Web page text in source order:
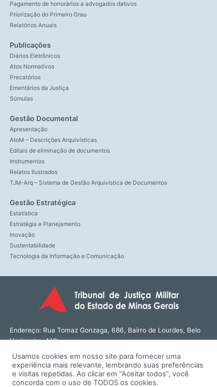
Pagamento de honorários a advogados dativos
Priorização do Primeiro Grau
Relatórios Anuais
Publicações
Diários Eletrônicos
Atos Normativos
Precatórios
Ementários da Justiça
Súmulas
Gestão Documental
Apresentação
AtoM – Descrições Arquivísticas
Editais de eliminação de documentos
Instrumentos
Relatos Ilustrados
TJM-Arq – Sistema de Gestão Arquivística de Documentos
Gestão Estratégica
Estatística
Estratégia e Planejamento
Inovação
Sustentabilidade
Tecnologia da Informação e Comunicação
Endereço: Rua Tomaz Gonzaga, 686, Bairro de Lourdes, Belo
Horizonte - MG
Tel: (31) 3274-1566
Contato: ouvidoria@tjmmg.jus.br
Funcionamento: Segunda a Sexta, das 8h às 18h
Usamos cookies em nosso site para fornecer uma
experiência mais relevante, lembrando suas preferências
e visitas repetidas. Ao clicar em “Aceitar todos”, você
concorda com o uso de TODOS os cookies.